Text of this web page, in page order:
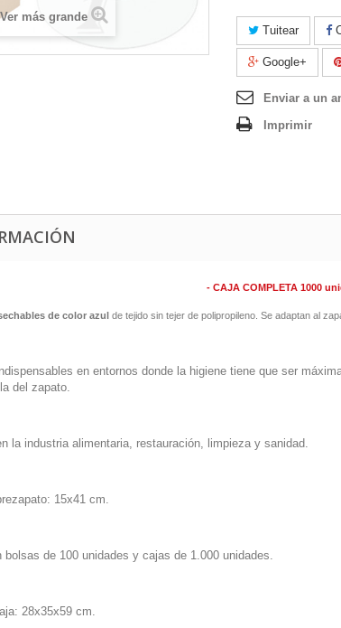
Ver más grande
Tuitear
Google+
Enviar a un
Imprimir
- CAJA COMPLETA 1000
de color azul de tejido sin tejer de polipropileno. Se adaptan al
en entornos donde la higiene tiene que ser
del zapato.
la industria alimentaria, restauración, limpieza y sanidad.
15x41 cm.
bolsas de 100 unidades y cajas de 1.000 unidades.
28x35x59 cm.